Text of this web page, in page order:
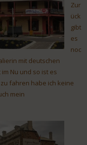
Zur
ück
gibt
es
noc
mit deutschen
Nu und so ist es
fahren habe ich keine
mein